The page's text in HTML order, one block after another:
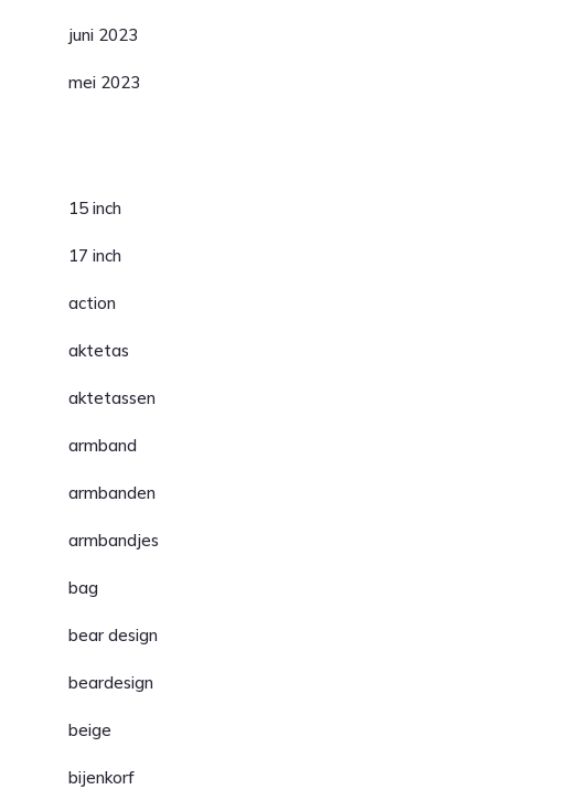
juni 2023
mei 2023
15 inch
17 inch
action
aktetas
aktetassen
armband
armbanden
armbandjes
bag
bear design
beardesign
beige
bijenkorf